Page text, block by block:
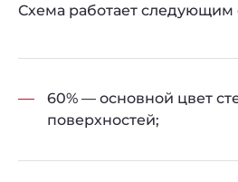
Схема работает следующим
60% — основной цвет
поверхностей;